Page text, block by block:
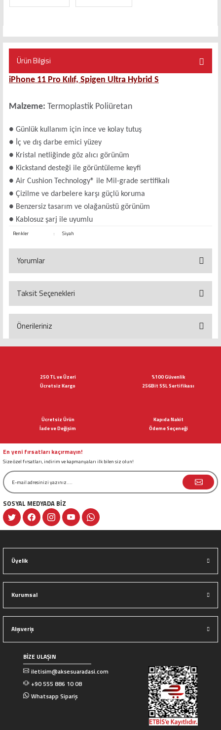
Ürün Bilgisi
iPhone 11 Pro Kılıf, Spigen Ultra Hybrid S
Malzeme: Termoplastik Poliüretan
● Günlük kullanım için ince ve kolay tutuş
● İç ve dış darbe emici yüzey
● Kristal netliğinde göz alıcı görünüm
● Kickstand desteği ile görüntüleme keyfi
● Air Cushion Technology® ile Mil-grade sertifikalı
● Çizilme ve darbelere karşı güçlü koruma
● Benzersiz tasarım ve olağanüstü görünüm
● Kablosuz şarj ile uyumlu
Renkler
: Siyah
Yorumlar
Bu ürüne ilk yorumu siz yapın!
Taksit Seçenekleri
Önerileriniz
Ürün bilgilerinde hatalar bulunuyor.
Bu ürüne benzer farklı alternatifler olmalı.
250 TL ve Üzeri
Ücretsiz Kargo
%100 Güvenlik
256Bit SSL Sertifikası
Ücretsiz Ürün
İade ve Değişim
Kapıda Nakit
Ödeme Seçeneği
En yeni fırsatları kaçırmayın!
Size özel fırsatları, indirim ve kapmanyaları ilk bilen siz olun!
SOSYAL MEDYADA BİZ
Üyelik
Kurumsal
Alışveriş
BİZE ULAŞIN
iletisim@aksesuaradasi.com
+90 555 886 10 08
Whatsapp Sipariş